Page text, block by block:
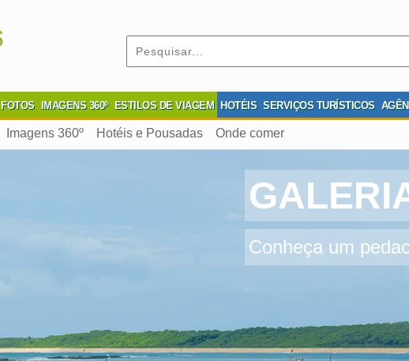
FOTOS IMAGENS 360º ESTILOS DE VIAGEM HOTÉIS SERVIÇOS TURÍSTICOS
Imagens 360º Hotéis e Pousadas Onde comer
Conheça um